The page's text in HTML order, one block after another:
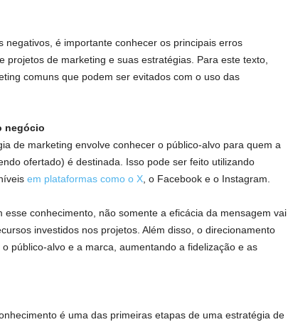
negativos, é importante conhecer os principais erros
projetos de marketing e suas estratégias. Para este texto,
comuns que podem ser evitados com o uso das
negócio
de marketing envolve conhecer o público-alvo para quem a
ofertado) é destinada. Isso pode ser feito utilizando
em plataformas como o X, o Facebook e o Instagram.
conhecimento, não somente a eficácia da mensagem vai
investidos nos projetos. Além disso, o direcionamento
público-alvo e a marca, aumentando a fidelização e as
é uma das primeiras etapas de uma estratégia de